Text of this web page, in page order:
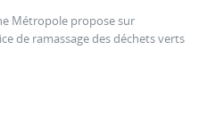
Métropole propose sur
de ramassage des déchets verts